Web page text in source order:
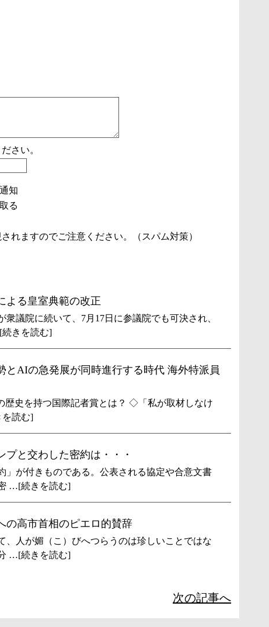
さい。
知
る
れますのでご注意ください。（スパム対策）
よる皇室典範の改正
衆議院に続いて、7月17日に参議院でも可決され、
きを読む]
とAIの急発展が同時進行する時代 海外特派員
歴史を持つ国際記者賞とは？ ◇「私が取材しなけ
読む]
プと交わした密約は・・・
」が付きものである。公表される協定や合意文書
…[続きを読む]
の高市首相のピエロ的賛辞
、人が媚（こ）びへつらうのは珍しいことではな
…[続きを読む]
次の記事へ